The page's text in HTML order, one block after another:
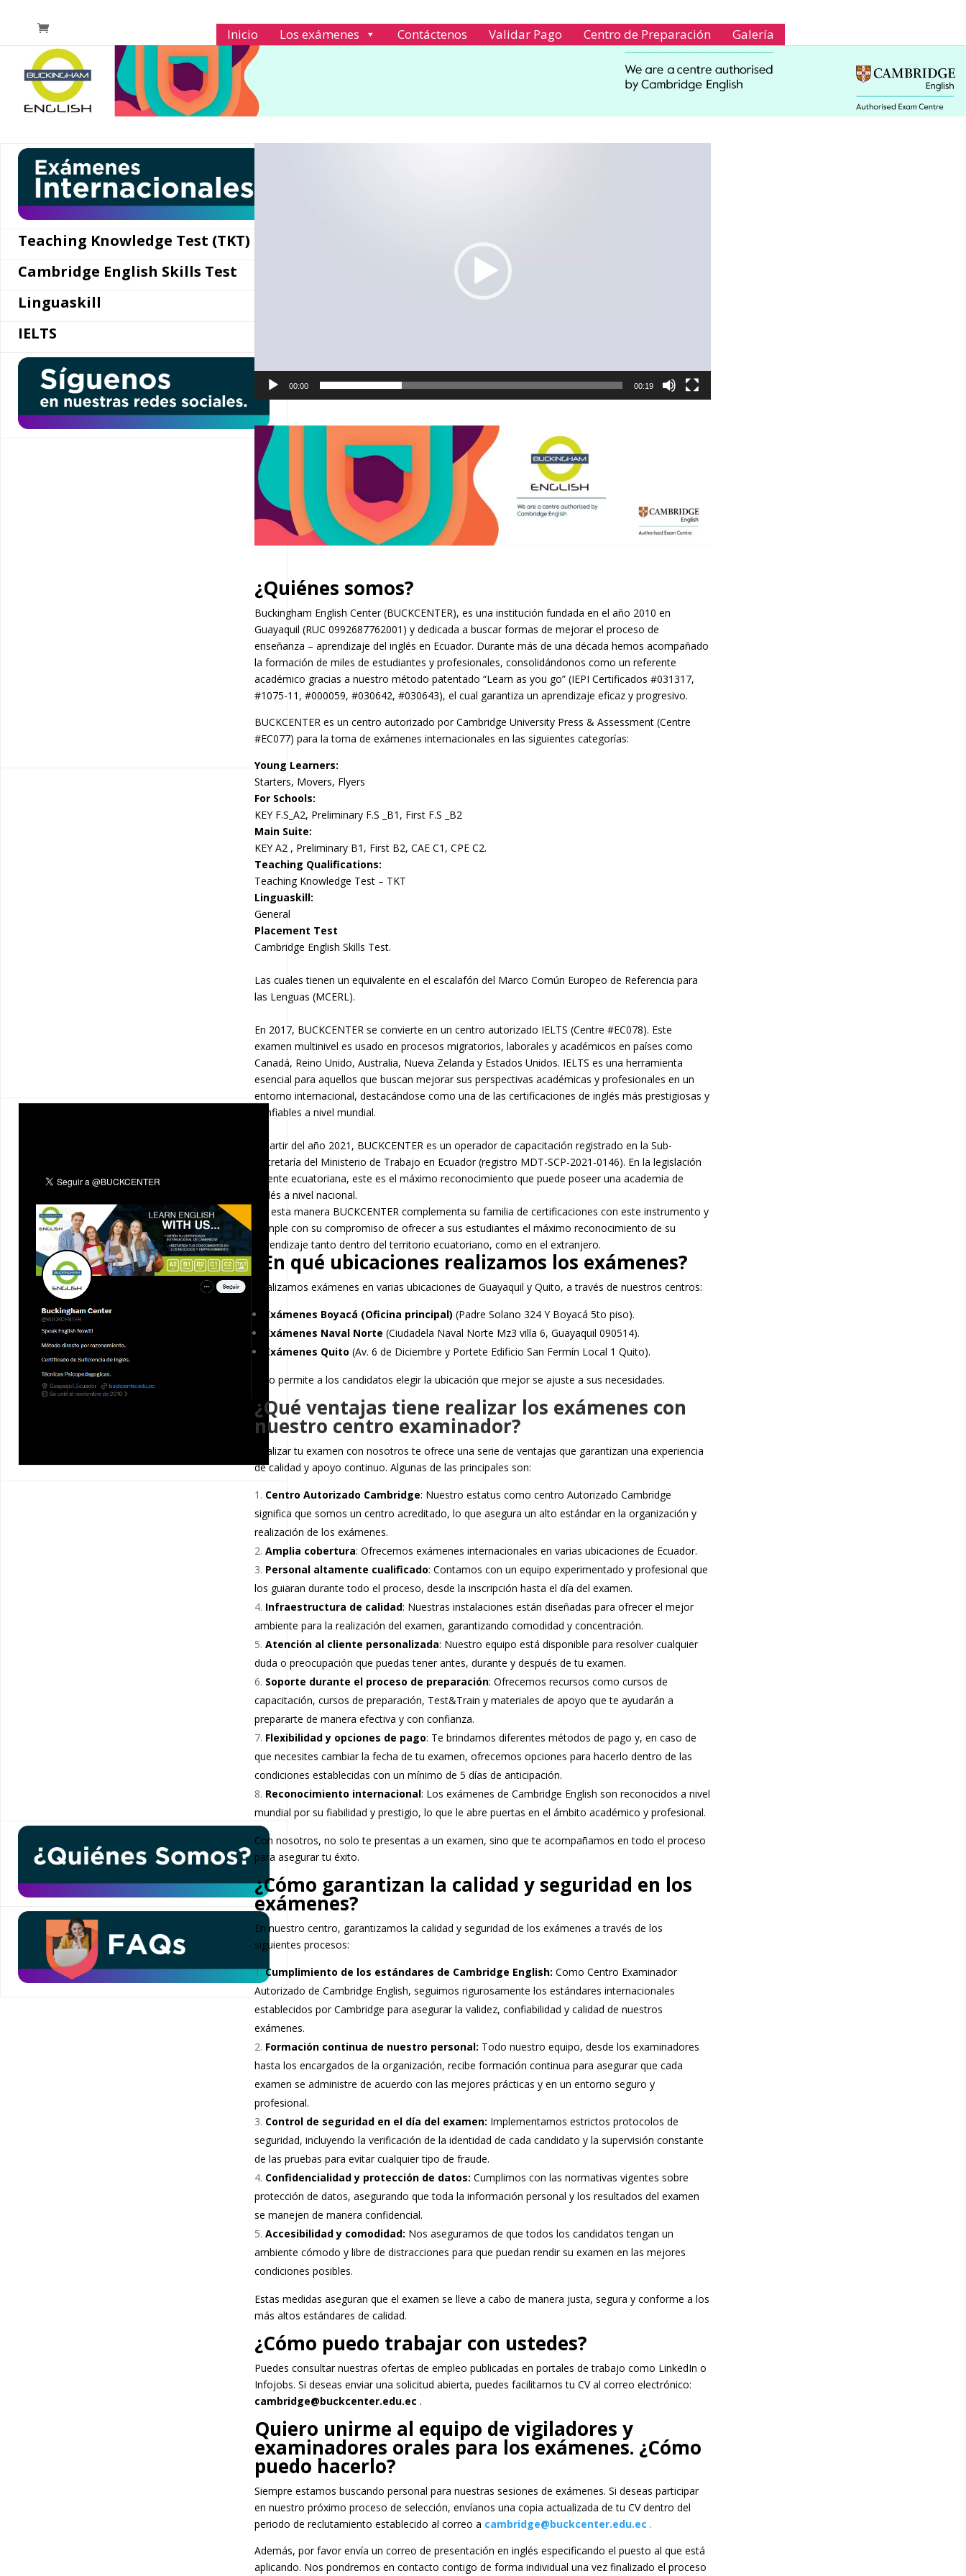
Inicio Los exámenes Contáctenos Validar Pago Centro de Preparación Galería
Teaching Knowledge Test (TKT)
Cambridge English Skills Test
Linguaskill
IELTS
Reproductor
00:00 00:19
¿Quiénes somos?
Buckingham English Center (BUCKCENTER), es una institución fundada en el año 2010 en
Guayaquil (RUC 0992687762001) y dedicada a buscar formas de mejorar el proceso de
enseñanza – aprendizaje del inglés en Ecuador. Durante más de una década hemos acompañado
la formación de miles de estudiantes y profesionales, consolidándonos como un referente
académico gracias a nuestro método patentado “Learn as you go” (IEPI Certificados #031317,
#1075-11, #000059, #030642, #030643), el cual garantiza un aprendizaje eficaz y progresivo.
BUCKCENTER es un centro autorizado por Cambridge University Press & Assessment (Centre
#EC077) para la toma de exámenes internacionales en las siguientes categorías:
Young Learners:
Starters, Movers, Flyers
For Schools:
KEY F.S_A2, Preliminary F.S _B1, First F.S _B2
Main Suite:
KEY A2 , Preliminary B1, First B2, CAE C1, CPE C2.
Teaching Qualifications:
Teaching Knowledge Test – TKT
Linguaskill:
General
Placement Test
Cambridge English Skills Test.
Las cuales tienen un equivalente en el escalafón del Marco Común Europeo de Referencia para
las Lenguas (MCERL).
En 2017, BUCKCENTER se convierte en un centro autorizado IELTS (Centre #EC078). Este
examen multinivel es usado en procesos migratorios, laborales y académicos en países como
Canadá, Reino Unido, Australia, Nueva Zelanda y Estados Unidos. IELTS es una herramienta
esencial para aquellos que buscan mejorar sus perspectivas académicas y profesionales en un
entorno internacional, destacándose como una de las certificaciones de inglés más prestigiosas y
confiables a nivel mundial.
A partir del año 2021, BUCKCENTER es un operador de capacitación registrado en la Sub-
Secretaría del Ministerio de Trabajo en Ecuador (registro MDT-SCP-2021-0146). En la legislación
vigente ecuatoriana, este es el máximo reconocimiento que puede poseer una academia de
inglés a nivel nacional.
De esta manera BUCKCENTER complementa su familia de certificaciones con este instrumento y
cumple con su compromiso de ofrecer a sus estudiantes el máximo reconocimiento de su
aprendizaje tanto dentro del territorio ecuatoriano, como en el extranjero.
¿En qué ubicaciones realizamos los exámenes?
Realizamos exámenes en varias ubicaciones de Guayaquil y Quito, a través de nuestros centros:
Exámenes Boyacá (Oficina principal)(Padre Solano 324 Y Boyacá 5to piso).
Exámenes Naval Norte(Ciudadela Naval Norte Mz3 villa 6, Guayaquil 090514).
Exámenes Quito(Av. 6 de Diciembre y Portete Edificio San Fermín Local 1 Quito).
Esto permite a los candidatos elegir la ubicación que mejor se ajuste a sus necesidades.
¿Qué ventajas tiene realizar los exámenes con
nuestro centro examinador?
Realizar tu examen con nosotros te ofrece una serie de ventajas que garantizan una experiencia
de calidad y apoyo continuo. Algunas de las principales son:
Centro Autorizado Cambridge: Nuestro estatus como centro Autorizado Cambridge
significa que somos un centro acreditado, lo que asegura un alto estándar en la organización y
realización de los exámenes.
Amplia cobertura: Ofrecemos exámenes internacionales en varias ubicaciones de Ecuador.
Personal altamente cualificado: Contamos con un equipo experimentado y profesional que
los guiaran durante todo el proceso, desde la inscripción hasta el día del examen.
Infraestructura de calidad: Nuestras instalaciones están diseñadas para ofrecer el mejor
ambiente para la realización del examen, garantizando comodidad y concentración.
Atención al cliente personalizada: Nuestro equipo está disponible para resolver cualquier
duda o preocupación que puedas tener antes, durante y después de tu examen.
Soporte durante el proceso de preparación: Ofrecemos recursos como cursos de
capacitación, cursos de preparación, Test&Train y materiales de apoyo que te ayudarán a
prepararte de manera efectiva y con confianza.
Flexibilidad y opciones de pago: Te brindamos diferentes métodos de pago y, en caso de
que necesites cambiar la fecha de tu examen, ofrecemos opciones para hacerlo dentro de las
condiciones establecidas con un mínimo de 5 días de anticipación.
Reconocimiento internacional: Los exámenes de Cambridge English son reconocidos a nivel
mundial por su fiabilidad y prestigio, lo que le abre puertas en el ámbito académico y profesional.
Con nosotros, no solo te presentas a un examen, sino que te acompañamos en todo el proceso
para asegurar tu éxito.
¿Cómo garantizan la calidad y seguridad en los
exámenes?
En nuestro centro, garantizamos la calidad y seguridad de los exámenes a través de los
siguientes procesos:
Cumplimiento de los estándares de Cambridge English:Como Centro Examinador
Autorizado de Cambridge English, seguimos rigurosamente los estándares internacionales
establecidos por Cambridge para asegurar la validez, confiabilidad y calidad de nuestros
exámenes.
Formación continua de nuestro personal: Todo nuestro equipo, desde los examinadores
hasta los encargados de la organización, recibe formación continua para asegurar que cada
examen se administre de acuerdo con las mejores prácticas y en un entorno seguro y
profesional.
Control de seguridad en el día del examen: Implementamos estrictos protocolos de
seguridad, incluyendo la verificación de la identidad de cada candidato y la supervisión constante
de las pruebas para evitar cualquier tipo de fraude.
Confidencialidad y protección de datos:Cumplimos con las normativas vigentes sobre
protección de datos, asegurando que toda la información personal y los resultados del examen
se manejen de manera confidencial.
Accesibilidad y comodidad: Nos aseguramos de que todos los candidatos tengan un
ambiente cómodo y libre de distracciones para que puedan rendir su examen en las mejores
condiciones posibles.
Estas medidas aseguran que el examen se lleve a cabo de manera justa, segura y conforme a los
más altos estándares de calidad.
¿Cómo puedo trabajar con ustedes?
Puedes consultar nuestras ofertas de empleo publicadas en portales de trabajo como LinkedIn o
Infojobs. Si deseas enviar una solicitud abierta, puedes facilitarnos tu CV al correo electrónico:
cambridge@buckcenter.edu.ec .
Quiero unirme al equipo de vigiladores y
examinadores orales para los exámenes. ¿Cómo
puedo hacerlo?
Siempre estamos buscando personal para nuestras sesiones de exámenes. Si deseas participar
en nuestro próximo proceso de selección, envíanos una copia actualizada de tu CV dentro del
periodo de reclutamiento establecido al correo a cambridge@buckcenter.edu.ec .
Además, por favor envía un correo de presentación en inglés especificando el puesto al que está
aplicando. Nos pondremos en contacto contigo de forma individual una vez finalizado el proceso